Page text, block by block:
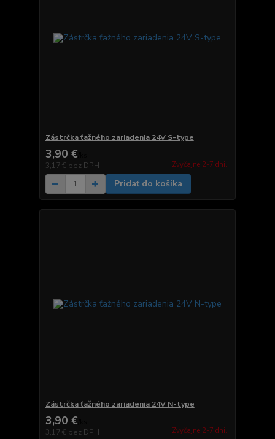
Zástrčka ťažného zariadenia 24V S-type
3,90 €
3,17 € bez DPH Zvyčajne 2-7 dni.
Pridať do košíka
Zástrčka ťažného zariadenia 24V N-type
3,90 €
3,17 € bez DPH Zvyčajne 2-7 dni.